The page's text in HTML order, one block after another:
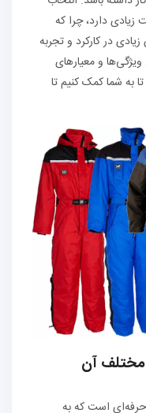
دارد، چرا که
در کارکرد و تجربه
ویژگی‌ها و معیارهای
به شما کمک کنیم تا
مختلف آن
است که به